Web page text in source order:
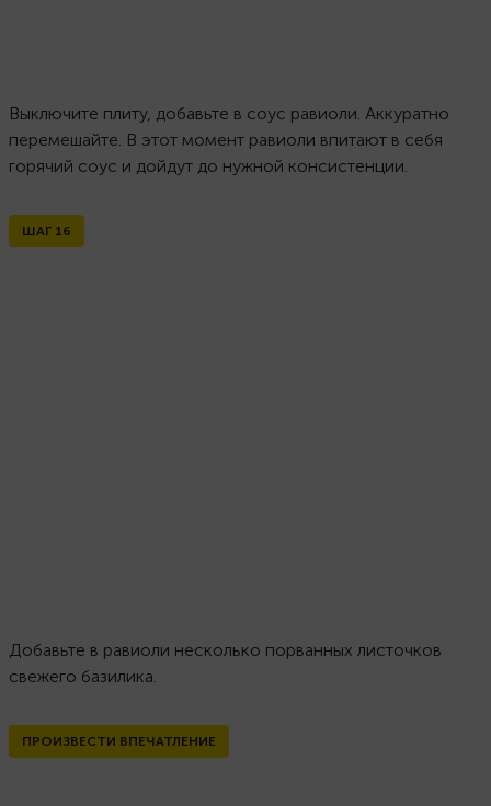
Выключите плиту, добавьте в соус равиоли. Аккуратно
перемешайте. В этот момент равиоли впитают в себя
горячий соус и дойдут до нужной консистенции.
ШАГ 16
Добавьте в равиоли несколько порванных листочков
свежего базилика.
ПРОИЗВЕСТИ ВПЕЧАТЛЕНИЕ